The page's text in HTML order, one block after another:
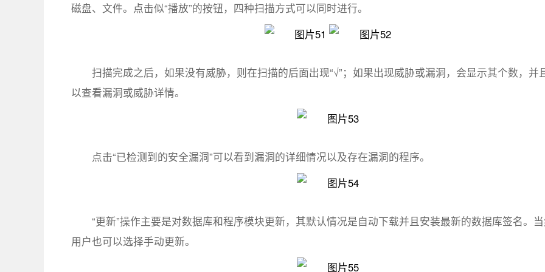
磁盘、文件。点击似“播放”的按钮，四种扫描方式可以同时进行。
扫描完成之后，如果没有威胁，则在扫描的后面出现“√”；如果出现威胁或漏洞，会显示其个数，并
以查看漏洞或威胁详情。
点击“已检测到的安全漏洞”可以看到漏洞的详细情况以及存在漏洞的程序。
“更新”操作主要是对数据库和程序模块更新，其默认情况是自动下载并且安装最新的数据库签名。
用户也可以选择手动更新。